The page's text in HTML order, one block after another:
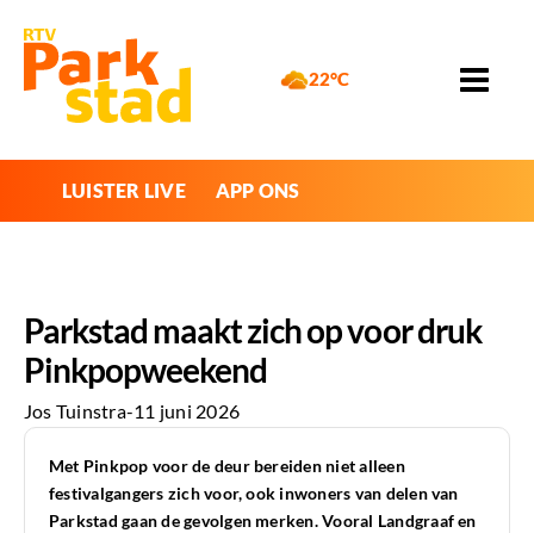
22°C
LUISTER LIVE APP ONS
Parkstad maakt zich op voor druk
Pinkpopweekend
Jos Tuinstra-11 juni 2026
Met Pinkpop voor de deur bereiden niet alleen
festivalgangers zich voor, ook inwoners van delen van
Parkstad gaan de gevolgen merken. Vooral Landgraaf en